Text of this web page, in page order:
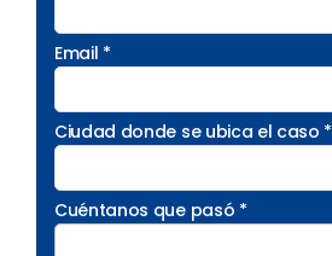
Email *
Ciudad donde se ubica el caso *
Cuéntanos que pasó *